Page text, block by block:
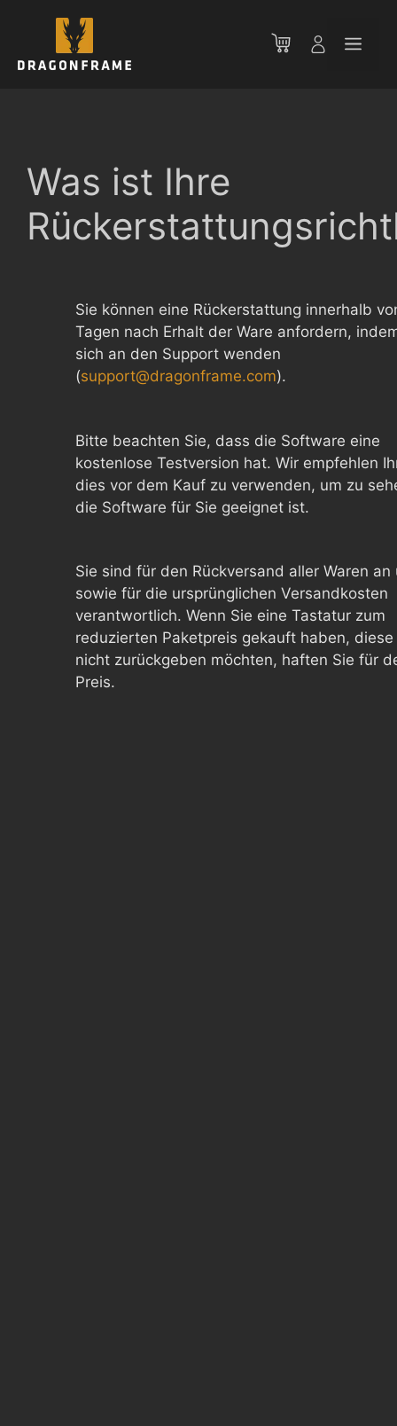
springen
Was ist Ihre
Sie können eine Rückerstattung innerhalb
Tagen nach Erhalt der Ware anfordern,
sich an den Support wenden
(support@dragonframe.com).
Bitte beachten Sie, dass die Software eine
kostenlose Testversion hat. Wir empfehlen
dies vor dem Kauf zu verwenden, um zu
die Software für Sie geeignet ist.
Sie sind für den Rückversand aller Waren an
sowie für die ursprünglichen Versandkosten
verantwortlich. Wenn Sie eine Tastatur zum
reduzierten Paketpreis gekauft haben,
nicht zurückgeben möchten, haften Sie für
Preis.